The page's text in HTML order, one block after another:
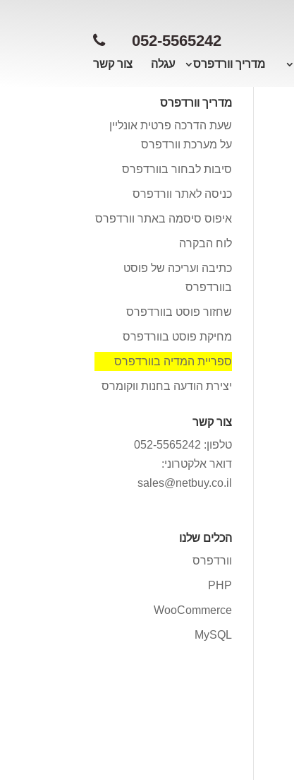
052-5565242
מדריך וורדפרס עגלה צור קשר
מדריך וורדפרס
שעת הדרכה פרטית אונליין
על מערכת וורדפרס
סיבות לבחור בוורדפרס
כניסה לאתר וורדפרס
איפוס סיסמה באתר וורדפרס
לוח הבקרה
כתיבה ועריכה של פוסט
בוורדפרס
שחזור פוסט בוורדפרס
מחיקת פוסט בוורדפרס
ספריית המדיה בוורדפרס
יצירת הודעה בחנות ווקומרס
צור קשר
טלפון: 052-5565242
דואר אלקטרוני:
sales@netbuy.co.il
הכלים שלנו
וורדפרס
PHP
WooCommerce
MySQL